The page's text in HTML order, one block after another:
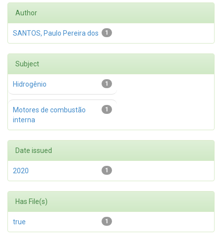
Author
1
SANTOS, Paulo Pereira dos
Subject
1
Hidrogênio
1
Motores de combustão
interna
Date issued
1
2020
Has File(s)
1
true